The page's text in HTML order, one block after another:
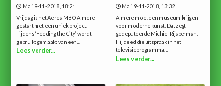
Ma 19-11-2018, 18:21
Vrijdag is het Aeres MBO Almere
gestart met een uniek project.
Tijdens ‘Feeding the City’ wordt
gebruikt gemaakt van een...
Lees verder...
Ma 19-11-2018, 13:32
Almere moet een museum krijgen
voor moderne kunst. Dat zegt
gedeputeerde Michiel Rijsberman.
Hij deed die uitspraak in het
televisieprogramma...
Lees verder...